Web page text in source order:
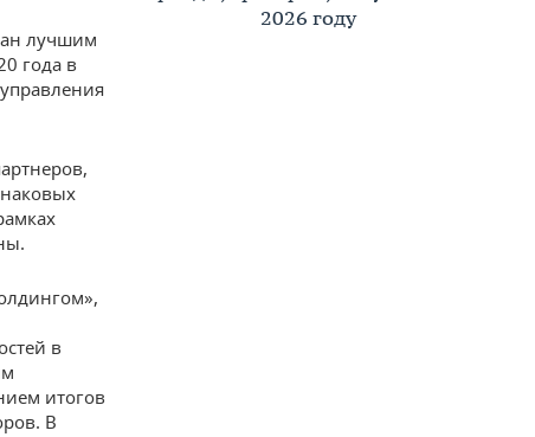
лучшим
года в
в
итогов
В
2026 году